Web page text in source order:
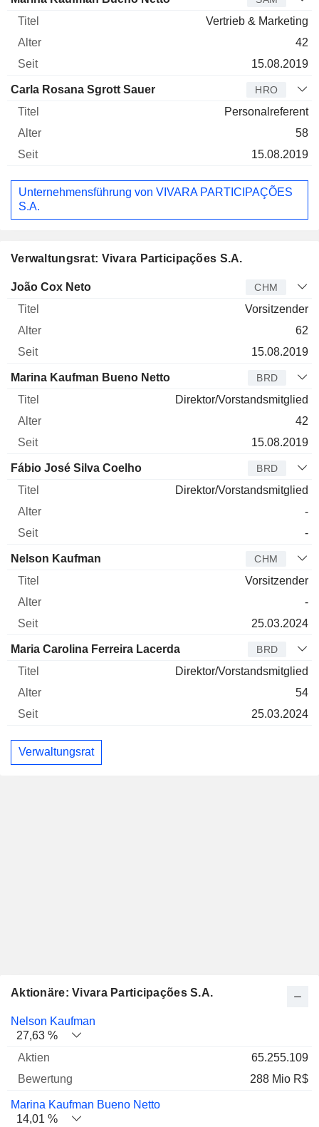
Vertrieb & Marketing
42
15.08.2019
Carla Rosana Sgrott Sauer HRO
Personalreferent
58
15.08.2019
Unternehmensführung von VIVARA PARTICIPAÇÕES
S.A.
Verwaltungsrat: Vivara Participações S.A.
Verwaltungsratsmitglied
João Cox Neto CHM
Vorsitzender
62
15.08.2019
Marina Kaufman Bueno Netto BRD
Direktor/Vorstandsmitglied
42
15.08.2019
Fábio José Silva Coelho BRD
Direktor/Vorstandsmitglied
-
-
Nelson Kaufman CHM
Vorsitzender
-
25.03.2024
Maria Carolina Ferreira Lacerda BRD
Direktor/Vorstandsmitglied
54
25.03.2024
Verwaltungsrat
Aktionäre: Vivara Participações S.A.
Name Aktien %
Nelson Kaufman
27,63 %
65.255.109
288 Mio R$
Marina Kaufman Bueno Netto
14,01 %